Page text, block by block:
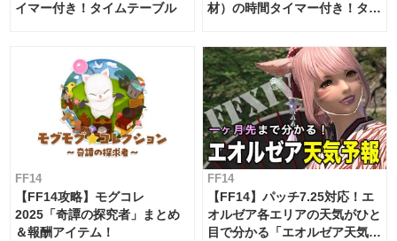
イマー付き！タイムテーブル
材）の時間タイマー付き！タイ
FF14
【FF14攻略】モグコレ
2025「奇譚の探究者」まとめ
＆報酬アイテム！
FF14
【FF14】パッチ7.25対応！エ
オルゼア各エリアの天気がひと
目で分かる「エオルゼア天気予